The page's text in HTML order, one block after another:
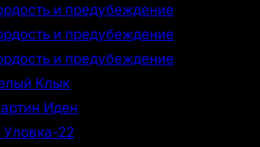
и предубеждение
и предубеждение
и предубеждение
Клык
Иден
22